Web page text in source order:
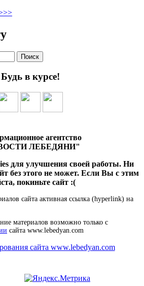
Будь в курсе!
агентство
ЛЕБЕДЯНИ"
для улучшения своей работы. Ни
без этого не может. Если Вы с этим
покиньте сайт :(
сайта активная ссылка (hyperlink) на
материалов возможно только с
сайта www.lebedyan.com